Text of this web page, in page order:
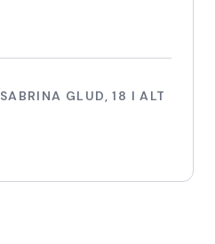
SABRINA GLUD,18 I ALT